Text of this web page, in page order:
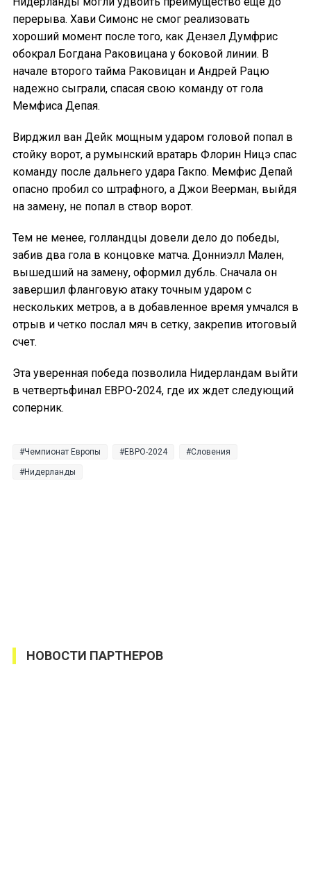
перерыва. Хави Симонс не смог реализовать
хороший момент после того, как Дензел Думфрис
обокрал Богдана Раковицана у боковой линии. В
начале второго тайма Раковицан и Андрей Рацю
надежно сыграли, спасая свою команду от гола
Мемфиса Депая.
Вирджил ван Дейк мощным ударом головой попал в
стойку ворот, а румынский вратарь Флорин Ницэ спас
команду после дальнего удара Гакпо. Мемфис Депай
опасно пробил со штрафного, а Джои Веерман, выйдя
на замену, не попал в створ ворот.
Тем не менее, голландцы довели дело до победы,
забив два гола в концовке матча. Донниэлл Мален,
вышедший на замену, оформил дубль. Сначала он
завершил фланговую атаку точным ударом с
нескольких метров, а в добавленное время умчался в
отрыв и четко послал мяч в сетку, закрепив итоговый
счет.
Эта уверенная победа позволила Нидерландам выйти
в четвертьфинал ЕВРО-2024, где их ждет следующий
соперник.
Чемпионат Европы ЕВРО-2024 Словения
Нидерланды
НОВОСТИ ПАРТНЕРОВ